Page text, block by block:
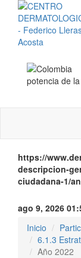
https://
descripcion-
ciudadana-1/
ago 9, 2026
Inicio
6.1.3
Año 2022